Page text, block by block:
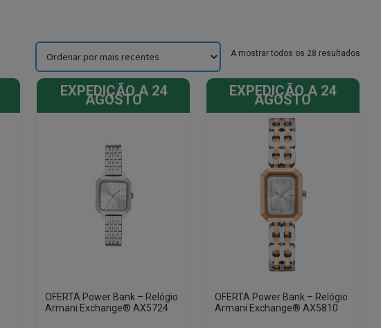
A mostrar todos os 28 resultados
EXPEDIÇÃO A 24
AGOSTO
OFERTA Power Bank – Relógio
Armani Exchange® AX5724
EXPEDIÇÃO A 24
AGOSTO
OFERTA Power Bank – Relógio
Armani Exchange® AX5810